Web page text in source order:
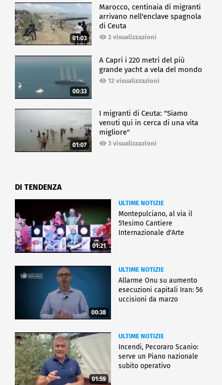
01:03
Marocco, centinaia di migranti
arrivano nell'enclave spagnola
di Ceuta
2 visualizzazioni
00:33
A Capri i 220 metri del più
grande yacht a vela del mondo
12 visualizzazioni
01:07
I migranti di Ceuta: "Siamo
venuti qui in cerca di una vita
migliore"
3 visualizzazioni
DI TENDENZA
01:21
ULTIME NOTIZIE
Montepulciano, al via il
51esimo Cantiere
Internazionale d'Arte
00:38
ULTIME NOTIZIE
Allarme Onu su aumento
esecuzioni capitali Iran: 56
uccisioni da marzo
01:59
ULTIME NOTIZIE
Incendi, Pecoraro Scanio:
serve un Piano nazionale
subito operativo